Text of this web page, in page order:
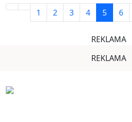
1 2 3 4 5 6
REKLAMA
REKLAMA